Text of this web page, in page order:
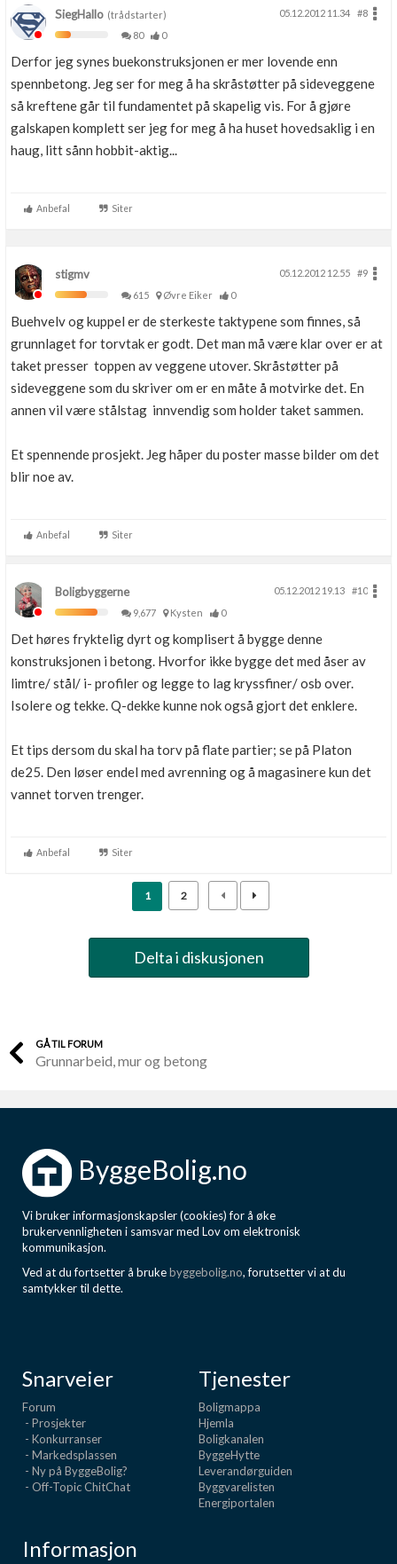
SiegHallo (trådstarter) 05.12.2012 11.34
#8
80
0
Derfor jeg synes buekonstruksjonen er mer lovende enn
spennbetong. Jeg ser for meg å ha skråstøtter på sideveggene
så kreftene går til fundamentet på skapelig vis. For å gjøre
galskapen komplett ser jeg for meg å ha huset hovedsaklig i en
haug, litt sånn hobbit-aktig...
Anbefal Siter
stigmv 05.12.2012 12.55
#9
615
Øvre Eiker 0
Buehvelv og kuppel er de sterkeste taktypene som finnes, så
grunnlaget for torvtak er godt. Det man må være klar over er at
taket presser toppen av veggene utover. Skråstøtter på
sideveggene som du skriver om er en måte å motvirke det. En
annen vil være stålstag innvendig som holder taket sammen.
Et spennende prosjekt. Jeg håper du poster masse bilder om det
blir noe av.
Anbefal Siter
Boligbyggerne 05.12.2012 19.13
#10
9,677
Kysten 0
Det høres fryktelig dyrt og komplisert å bygge denne
konstruksjonen i betong. Hvorfor ikke bygge det med åser av
limtre/ stål/ i- profiler og legge to lag kryssfiner/ osb over.
Isolere og tekke. Q-dekke kunne nok også gjort det enklere.
Et tips dersom du skal ha torv på flate partier; se på Platon
de25. Den løser endel med avrenning og å magasinere kun det
vannet torven trenger.
Anbefal Siter
1 2
Delta i diskusjonen
GÅ TIL FORUM
Grunnarbeid, mur og betong
ByggeBolig.no
Vi bruker informasjonskapsler (cookies) for å øke
brukervennligheten i samsvar med Lov om elektronisk
kommunikasjon.
Ved at du fortsetter å brukebyggebolig.no, forutsetter vi at du
samtykker til dette.
Snarveier
Forum
- Prosjekter
- Konkurranser
- Markedsplassen
- Ny på ByggeBolig?
- Off-Topic ChitChat
Tjenester
Boligmappa
Hjemla
Boligkanalen
ByggeHytte
Leverandørguiden
Byggvarelisten
Energiportalen
Informasjon